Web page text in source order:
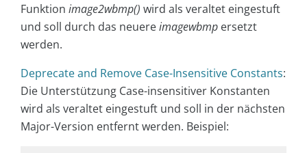
Funktion image2wbmp() wird als veraltet eingestuft
und soll durch das neuereimagewbmp ersetzt
werden.
Deprecate and Remove Case-Insensitive Constants:
Die Unterstützung Case-insensitiver Konstanten
wird als veraltet eingestuft und soll in der nächsten
Major-Version entfernt werden. Beispiel: